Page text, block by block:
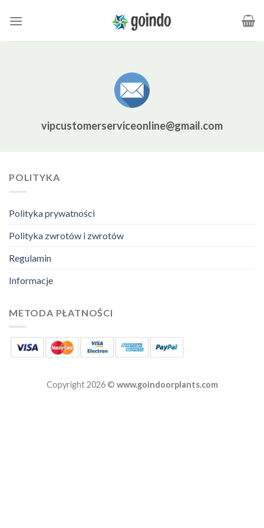
vipcustomerserviceonline@gmail.com
POLITYKA
Polityka prywatności
Polityka zwrotów i zwrotów
Regulamin
Informacje
METODA PŁATNOŚCI
Copyright 2026 © www.goindoorplants.com